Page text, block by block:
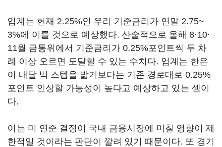
업계는 현재 2.25%인 우리 기준금리가 연말 2.75~
3%에 이를 것으로 예상했다. 산술적으로 올해 8·10·
11월 금통위에서 기준금리가 0.25%포인트씩 두 차
례 이상 오르면 도달할 수 있는 수치다. 업계는 한은
이 내달 빅 스텝을 밟기보다는 기존 경로대로 0.25%
포인트 인상할 가능성이 높다고 예상하고 있는 셈이
다.
이는 미 연준 결정이 국내 금융시장에 미칠 영향이 제
한적일 것이라는 판단이 깔려 있기 때문이다. 또 경기